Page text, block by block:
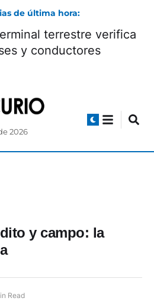
de última hora:
con el mandatario
Abelardo de la Espriella
2026
y campo: la
Read